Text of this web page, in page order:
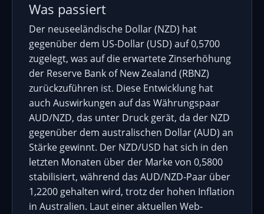
Was passiert
Der neuseeländische Dollar (NZD) hat
gegenüber dem US-Dollar (USD) auf 0,5700
zugelegt, was auf die erwartete Zinserhöhung
der Reserve Bank of New Zealand (RBNZ)
zurückzuführen ist. Diese Entwicklung hat
auch Auswirkungen auf das Währungspaar
AUD/NZD, das unter Druck gerät, da der NZD
gegenüber dem australischen Dollar (AUD) an
Stärke gewinnt. Der NZD/USD hat sich in den
letzten Monaten über der Marke von 0,5800
stabilisiert, während das AUD/NZD-Paar über
1,2200 gehalten wird, trotz der hohen Inflation
in Australien. Laut einer aktuellen Web-